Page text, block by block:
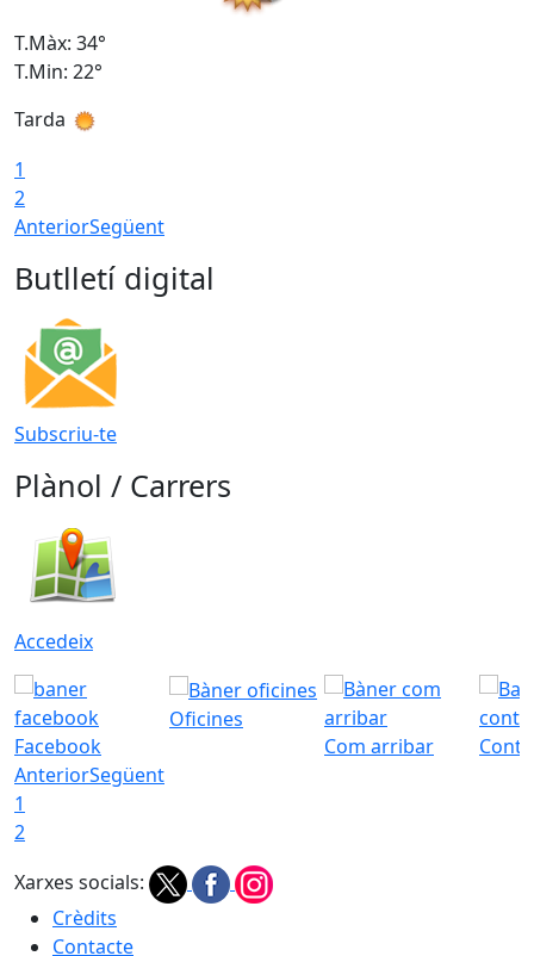
T.Màx: 34°
T.Min: 22°
Tarda
1
2
AnteriorSegüent
Butlletí digital
Subscriu-te
Plànol / Carrers
Accedeix
Facebook
Oficines
Com arribar
AnteriorSegüent
1
2
Xarxes socials:
Crèdits
Contacte